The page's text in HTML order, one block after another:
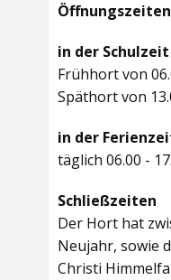
Öffnungszeiten
in der Schulzeit
Frühhort von
Späthort von
in der
täglich 06.00 -
Schließzeiten
Der Hort hat
Neujahr, sowie
Christi